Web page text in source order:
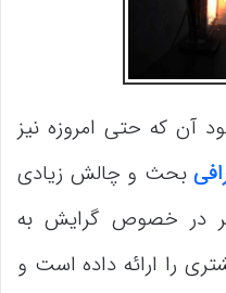
آن که حتی امروزه نیز
بحث و چالش زیادی
در خصوص گرایش به
را ارائه داده است و